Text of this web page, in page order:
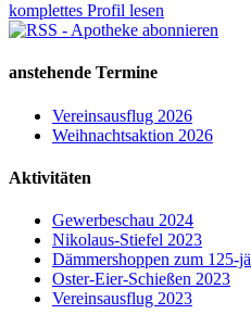
komplettes Profil lesen
anstehende Termine
Vereinsausflug 2026
Weihnachtsaktion 2026
Aktivitäten
Gewerbeschau 2024
Nikolaus-Stiefel 2023
Dämmershoppen zum 125-
Oster-Eier-Schießen 2023
Vereinsausflug 2023